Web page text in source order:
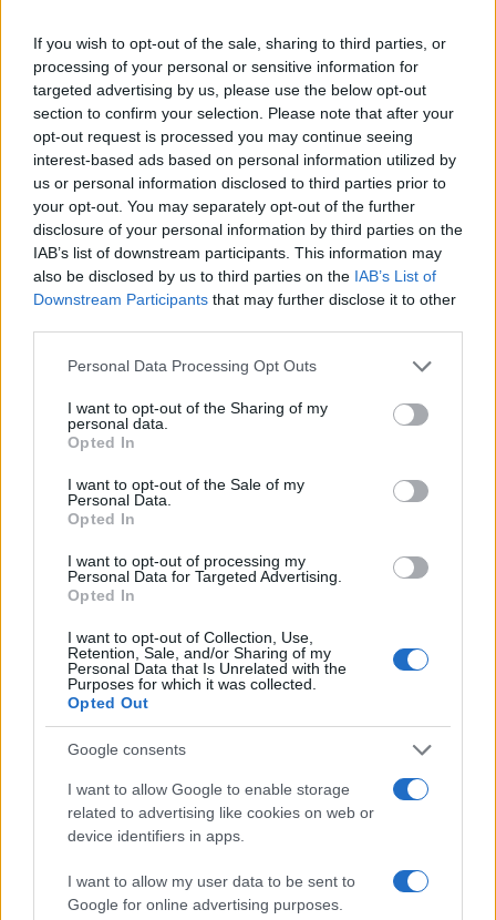
If you wish to opt-out of the sale, sharing to third parties, or
processing of your personal or sensitive information for
targeted advertising by us, please use the below opt-out
section to confirm your selection. Please note that after your
opt-out request is processed you may continue seeing
interest-based ads based on personal information utilized by
us or personal information disclosed to third parties prior to
your opt-out. You may separately opt-out of the further
disclosure of your personal information by third parties on the
IAB’s list of downstream participants. This information may
also be disclosed by us to third parties on the IAB’s List of
Downstream Participants that may further disclose it to other
Please note that this website/app uses one or more Google
not limited to your visit or usage behaviour. You may click to
grant or deny consent to Google and its third-party tags to
use your data for below specified purposes in below Google
consent section.
Personal Data Processing Opt Outs
I want to opt-out of the Sharing of my
personal data.
Opted In
I want to opt-out of the Sale of my
Personal Data.
Opted In
I want to opt-out of processing my
Personal Data for Targeted Advertising.
Opted In
I want to opt-out of Collection, Use,
Retention, Sale, and/or Sharing of my
Personal Data that Is Unrelated with the
Purposes for which it was collected.
Opted Out
Google consents
I want to allow Google to enable storage
related to advertising like cookies on web or
device identifiers in apps.
I want to allow my user data to be sent to
Google for online advertising purposes.
Σχόλια
Σχολίασε εδώ
50 /50
Υποβολή σχολίου
Όροι Χρήσης. Το site προστατεύεται από reCAPTCHA, ισχύουν
Πολιτική Απορρήτου&Όροι Χρήσηςτης Google.
Χρηστικά
ΗΛΕΚΤΡΙΚΟΣ
ΝΕΟ ΦΑΛΗΡΟ
ΠΥΡΓΟΣ ΠΕΙΡΑΙΑ
Σεισμός στην Κολομβία:
«Πάγωσα, δεν μπορούσα
να κρατήσω την ισορροπία
μου» λέει Έλληνας στη
Μπογκοτά
Τραμπ: Θέλω από το
αποζημιώσεις για
νεκρούς και
του πολέμου κι όχι